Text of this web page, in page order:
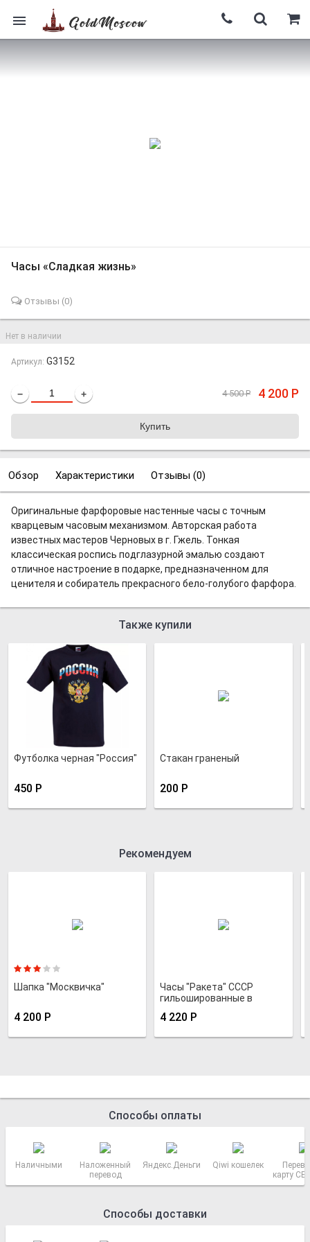
Часы «Сладкая жизнь»
Отзывы (0)
Нет в наличии
Артикул: G3152
− + 4 500Р 4 200 Р
Обзор Характеристики Отзывы (0)
Оригинальные фарфоровые настенные часы с точным
кварцевым часовым механизмом. Авторская работа
известных мастеров Черновых в г. Гжель. Тонкая
классическая роспись подглазурной эмалью создают
отличное настроение в подарке, предназначенном для
ценителя и собиратель прекрасного бело-голубого фарфора.
Также купили
Футболка черная "Россия"
450 Р
Стакан граненый
200 Р
Рекомендуем
Шапка "Москвичка"
4 200 Р
Часы "Ракета" СССР
гильошированные в
корпусе
4 220 Р
Способы оплаты
Наличными
Наложенный
перевод
Яндекс.Деньги Qiwi кошелек
карту
Способы доставки